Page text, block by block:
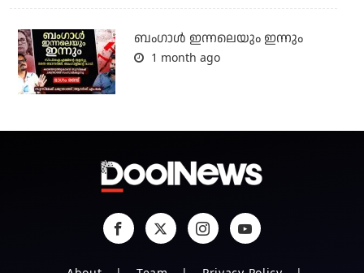
ബംഗാള്‍ ഇന്നലെയും ഇന്നും
1 month ago